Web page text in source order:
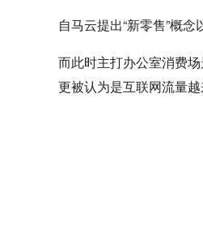
自马云提出“新零售”概
而此时主打办公室消费
更被认为是互联网流量